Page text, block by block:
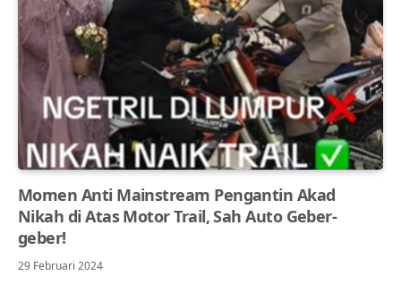
Momen Anti Mainstream Pengantin Akad
Nikah di Atas Motor Trail, Sah Auto Geber-
geber!
29 Februari 2024